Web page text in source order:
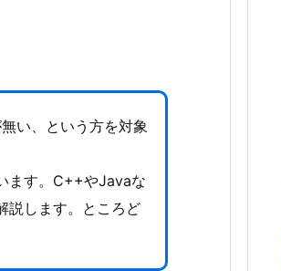
い、という方を対象
ます。C++やJavaな
説します。ところど